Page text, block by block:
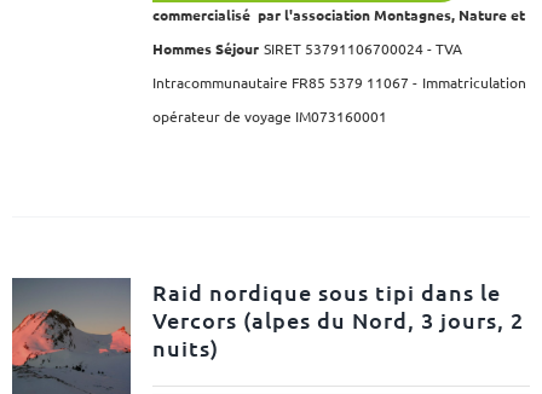
commercialisé par l'association Montagnes, Nature et
Hommes Séjour SIRET 53791106700024 - TVA
Intracommunautaire FR85 5379 11067 - Immatriculation
opérateur de voyage IM073160001
Raid nordique sous tipi dans le
Vercors (alpes du Nord, 3 jours, 2
nuits)